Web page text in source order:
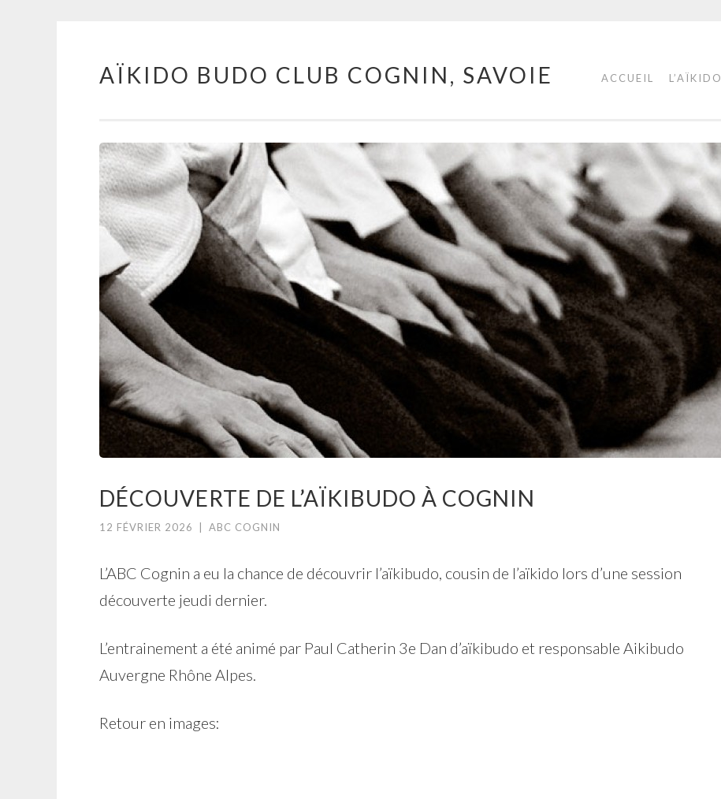
Aller au contenu principal
AÏKIDO BUDO CLUB COGNIN, SAVOIE ACCUEIL L’AÏKIDO
DÉCOUVERTE DE L’AÏKIBUDO À COGNIN
12 FÉVRIER 2026 ABC COGNIN
L’ABC Cognin a eu la chance de découvrir l’aïkibudo, cousin de l’aïkido lors d’une session
découverte jeudi dernier.
L’entrainement a été animé par Paul Catherin 3e Dan d’aïkibudo et responsable Aikibudo
Auvergne Rhône Alpes.
Retour en images: